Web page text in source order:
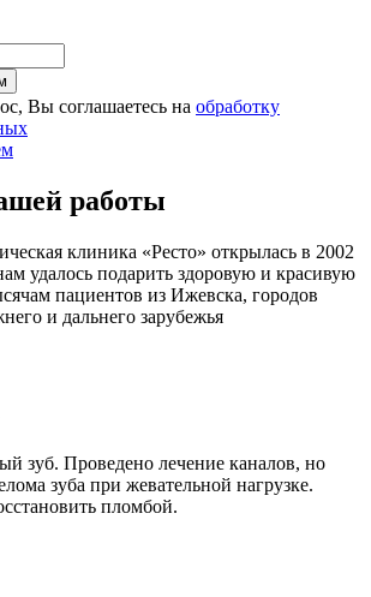
Вы соглашаетесь на обработку
работы
клиника «Реcто» открылась в 2002
удалось подарить здоровую и красивую
пациентов из Ижевска, городов
и дальнего зарубежья
зуб. Проведено лечение каналов, но
зуба при жевательной нагрузке.
пломбой.